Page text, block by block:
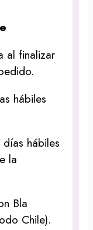
al finalizar
hábiles
hábiles
la
Bla
Chile).